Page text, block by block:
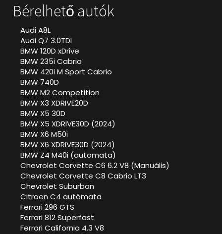
Bérelhető autók
Audi A8L
Audi Q7 3.0TDI
BMW 120D xDrive
BMW 235i Cabrio
BMW 420i M Sport Cabrio
BMW 740D
BMW M2 Competition
BMW X3 XDRIVE20D
BMW X5 30D
BMW X5 XDRIVE30D (2024)
BMW X6 M50i
BMW X6 XDRIVE30D (2024)
BMW Z4 M40i (automata)
Chevrolet Corvette C6 6.2 V8 (Manuális)
Chevrolet Corvette C8 Cabrio LT3
Chevrolet Suburban
Citroen C4 autómata
Ferrari 296 GTS
Ferrari 812 Superfast
Ferrari California 4.3 V8